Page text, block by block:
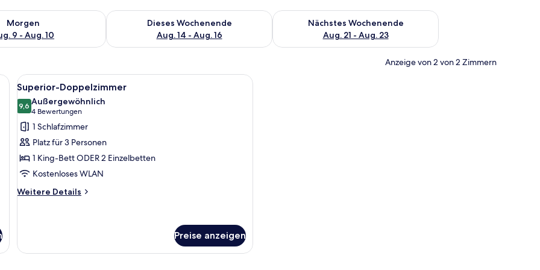
Aug. 9.
Morgen
9 - Aug. 10
für morgen, Aug. 9 - Aug. 10.
Dieses Wochenende
Aug. 14 - Aug. 16
Überprüfe die Verfügbarkeit für dieses Wochenende, Aug. 14 - Aug. 16.
Nächstes Wochenende
Aug. 21 - Aug. 23
Überprüfe die Verfügbarkeit für nächstes Wochenende, Aug.
Anzeige von 2 von 2 Zimmern
großen Bett, zwei Stühlen, einem kleinen Tisch und einem Schreibtisch.
Alle
Fotos
für
Superior-
Doppelzimmer
anzeigen
Ein Hotelzimmer mit einem großen Bett, einem Schreibtisch, einem Stuhl und einem fenster mit Vorhängen.
5
Superior-Doppelzimmer
9,69,6 von 10
Außergewöhnlich
4 Bewertungen
(4
Bewertungen)
1 Schlafzimmer
Platz für 3 Personen
1 King-Bett ODER 2 Einzelbetten
Kostenloses WLAN
Weitere Details
Weitere
Preise anzeigen